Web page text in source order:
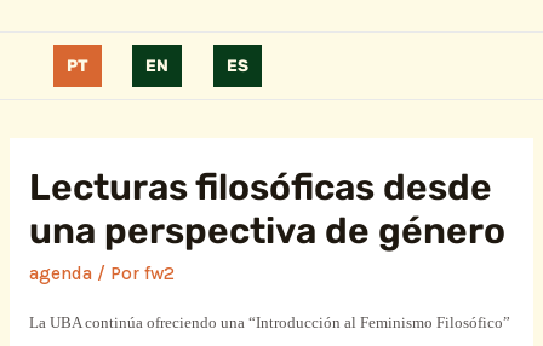
PT EN ES
Lecturas filosóficas desde
una perspectiva de género
agenda/ Por fw2
La UBA continúa ofreciendo una “Introducción al Feminismo Filosófico”